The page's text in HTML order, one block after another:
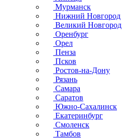
Мурманск
Нижний Новгород
Великий Новгород
Оренбург
Орел
Пенза
Псков
Ростов-на-Дону
Рязань
Самара
Саратов
Южно-Сахалинск
Екатеринбург
Смоленск
Тамбов